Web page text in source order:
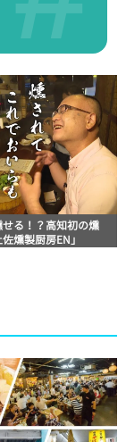
る！？高知初の燻
燻製厨房EN」